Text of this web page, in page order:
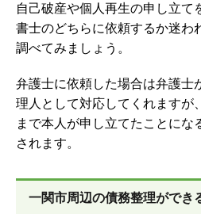
自己破産や個人再生の申し立て
書士のどちらに依頼するか迷わ
調べてみましょう。
弁護士に依頼した場合は弁護士
理人として対応してくれますが
まで本人が申し立てたことにな
されます。
一関市周辺の債務整理ができ